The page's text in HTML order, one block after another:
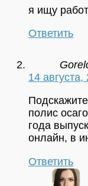
я ищу
Ответить
14
полис
года
онлайн, в
Ответить